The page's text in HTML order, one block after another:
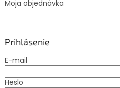
Moja objednávka
Prihlásenie
E-mail
Heslo